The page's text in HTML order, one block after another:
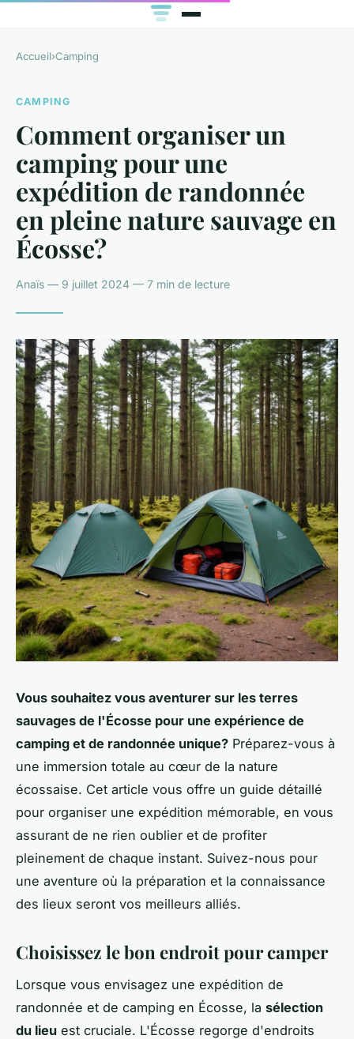
Accueil›Camping
CAMPING
Comment organiser un
camping pour une
expédition de randonnée
en pleine nature sauvage en
Écosse?
Anaïs — 9 juillet 2024 — 7 min de lecture
Vous souhaitez vous aventurer sur les terres
sauvages de l'Écosse pour une expérience de
camping et de randonnée unique? Préparez-vous à
une immersion totale au cœur de la nature
écossaise. Cet article vous offre un guide détaillé
pour organiser une expédition mémorable, en vous
assurant de ne rien oublier et de profiter
pleinement de chaque instant. Suivez-nous pour
une aventure où la préparation et la connaissance
des lieux seront vos meilleurs alliés.
Choisissez le bon endroit pour camper
Lorsque vous envisagez une expédition de
randonnée et de camping en Écosse, la sélection
du lieu est cruciale. L'Écosse regorge d'endroits